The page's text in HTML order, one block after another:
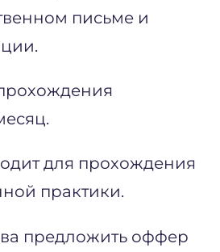
письме и
для прохождения
практики.
предложить оффер